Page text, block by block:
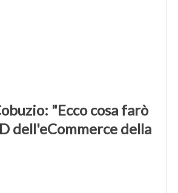
"Ecco cosa farò
dell'eCommerce della